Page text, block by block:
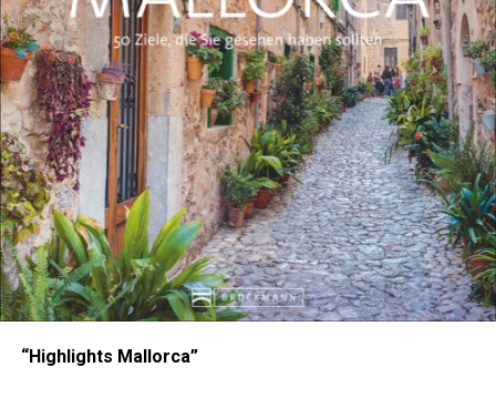
“High­lights Mallorca”